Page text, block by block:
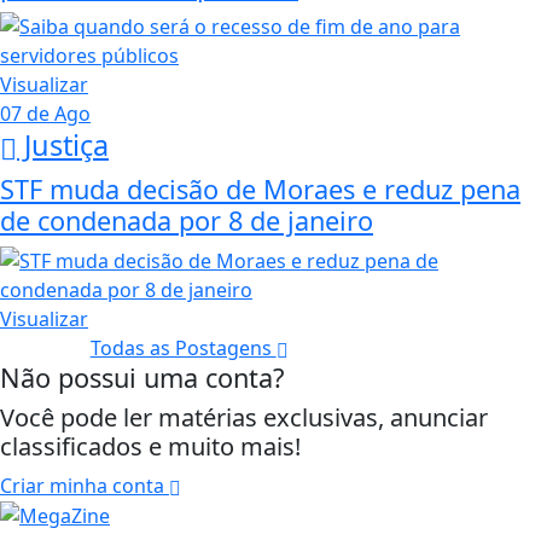
Visualizar
07 de Ago
Justiça
STF muda decisão de Moraes e reduz pena
de condenada por 8 de janeiro
Visualizar
Todas as Postagens
Não possui uma conta?
Você pode ler matérias exclusivas, anunciar
classificados e muito mais!
Criar minha conta